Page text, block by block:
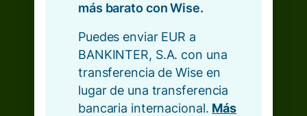
más barato con Wise.
Puedes enviar EUR a
BANKINTER, S.A. con una
transferencia de Wise en
lugar de una transferencia
bancaria internacional. Más